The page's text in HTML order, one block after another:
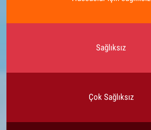
Sağlıksız
Çok Sağlıksız